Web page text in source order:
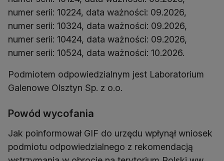
numer serii: 10224, data ważności: 09.2026,
numer serii: 10324, data ważności: 09.2026,
numer serii: 10424, data ważności: 09.2026,
numer serii: 10524, data ważności: 10.2026.
Podmiotem odpowiedzialnym jest Laboratorium
Galenowe Olsztyn Sp. z o.o.
Powód wycofania
Jak poinformował GIF do urzędu wpłynął wniosek
podmiotu odpowiedzialnego z rekomendacją